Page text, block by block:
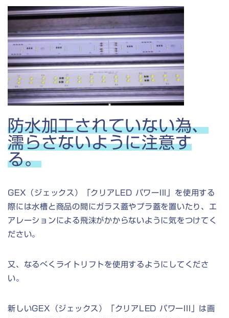
防水加工されていない為、
濡らさないように注意す
る。
GEX（ジェックス）「クリアLED パワーIII」を使用する
際には水槽と商品の間にガラス蓋やプラ蓋を置いたり、エ
アレーションによる飛沫がかからないように気をつけてく
ださい。
又、なるべくライトリフトを使用するようにしてくださ
い。
新しいGEX（ジェックス）「クリアLED パワーIII」は画